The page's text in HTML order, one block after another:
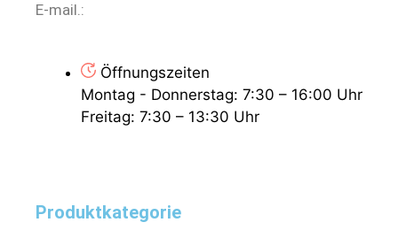
E-mail.:
Öffnungszeiten
Montag - Donnerstag: 7:30 – 16:00 Uhr
Freitag: 7:30 – 13:30 Uhr
Produktkategorie